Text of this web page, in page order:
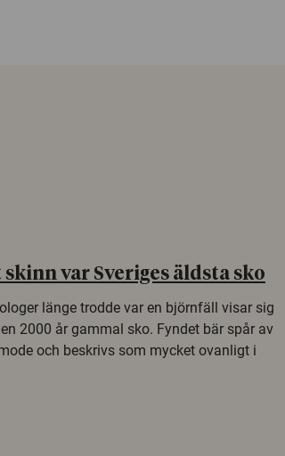
var Sveriges äldsta sko
länge trodde var en björnfäll visar sig
2000 år gammal sko. Fyndet bär spår av
och beskrivs som mycket ovanligt i